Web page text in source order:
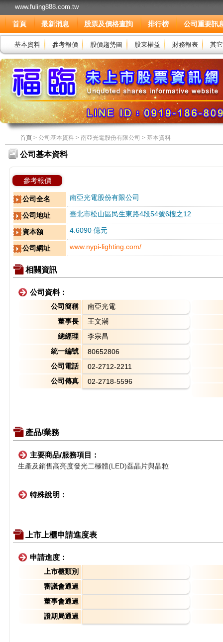
www.fuling888.com.tw
首頁 最新消息 股票及價格查詢 排行榜 公司重要訊
基本資料 參考報價 股價趨勢圖 股東權益 財務報表 其
首頁 > 公司基本資料 > 南亞光電股份有限公司 > 基本資料
公司基本資料
參考報價
公司全名 南亞光電股份有限公司
公司地址 臺北市松山區民生東路4段54號6樓之12
資本額 4.6090 億元
公司網址 www.nypi-lighting.com/
相關資訊
公司資料：
公司簡稱
南亞光電
董事長
王文潮
總經理
李宗昌
統一編號
80652806
公司電話
02-2712-2211
公司傳真
02-2718-5596
產品/業務
主要商品/服務項目：
生產及銷售高亮度發光二極體(LED)磊晶片與晶粒
特殊說明：
上市上櫃申請進度表
申請進度：
上市櫃類別
審議會通過
董事會通過
證期局通過